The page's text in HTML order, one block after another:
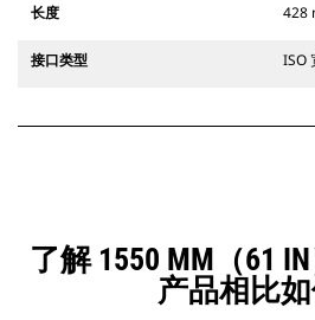
长度 428
接口类型 ISO
了解 1550 MM（61
产品相比如